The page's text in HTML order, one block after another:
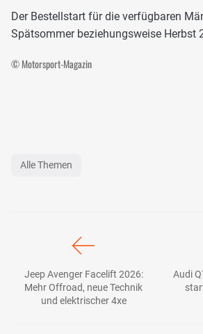
Der Bestellstart für die verfügbaren
Spätsommer beziehungsweise Herbst
© Motorsport-Magazin
Alle Themen
Jeep Avenger Facelift 2026:
Mehr Offroad, neue Technik
und elektrischer 4xe
Audi